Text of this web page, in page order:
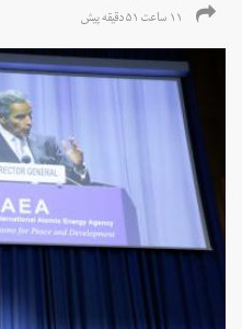
۱۱ ساعت ۵۱ دقیقه پیش